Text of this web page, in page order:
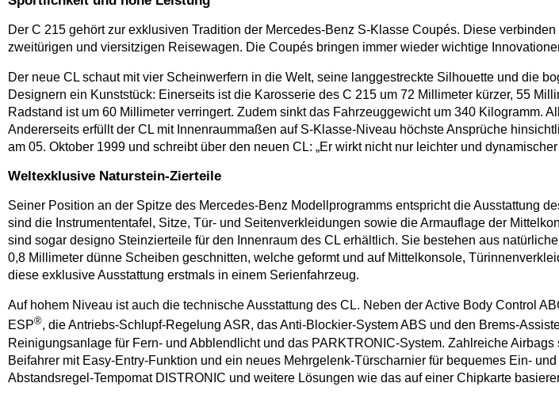
Der C 215 gehört zur exklusiven Tradition der Mercedes-Benz S-Klasse Coupés. Diese
zweitürigen und viersitzigen Reisewagen. Die Coupés bringen immer wieder wichtige
Der neue CL schaut mit vier Scheinwerfern in die Welt, seine langgestreckte Silhouette und die
Designern ein Kunststück: Einerseits ist die Karosserie des C 215 um 72 Millimeter kürzer, 55
Radstand ist um 60 Millimeter verringert. Zudem sinkt das Fahrzeuggewicht um 340 Kilogramm.
Andererseits erfüllt der CL mit Innenraummaßen auf S-Klasse-Niveau höchste Ansprüche
am 05. Oktober 1999 und schreibt über den neuen CL: „Er wirkt nicht nur leichter und
Weltexklusive Naturstein-Zierteile
Seiner Position an der Spitze des Mercedes-Benz Modellprogramms entspricht die Ausstattung
sind die Instrumententafel, Sitze, Tür- und Seitenverkleidungen sowie die Armauflage der
sind sogar designo Steinzierteile für den Innenraum des CL erhältlich. Sie bestehen aus
0,8 Millimeter dünne Scheiben geschnitten, welche geformt und auf Mittelkonsole,
diese exklusive Ausstattung erstmals in einem Serienfahrzeug.
Auf hohem Niveau ist auch die technische Ausstattung des CL. Neben der Active Body Control
ESP®, die Antriebs-Schlupf-Regelung ASR, das Anti-Blockier-System ABS und den Brems-
Reinigungsanlage für Fern- und Abblendlicht und das PARKTRONIC-System. Zahlreiche
Beifahrer mit Easy-Entry-Funktion und ein neues Mehrgelenk-Türscharnier für bequemes Ein-
Abstandsregel-Tempomat DISTRONIC und weitere Lösungen wie das auf einer Chipkarte